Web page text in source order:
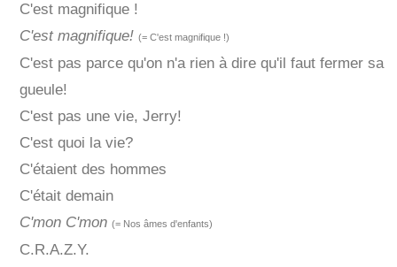
C'est magnifique !
C'est magnifique! (= C'est magnifique !)
C'est pas parce qu'on n'a rien à dire qu'il faut fermer sa
gueule!
C'est pas une vie, Jerry!
C'est quoi la vie?
C'étaient des hommes
C'était demain
C'mon C'mon (= Nos âmes d'enfants)
C.R.A.Z.Y.